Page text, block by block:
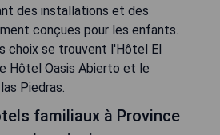
des installations et des
conçues pour les enfants.
choix se trouvent l'Hôtel El
Hôtel Oasis Abierto et le
Piedras.
familiaux à Province